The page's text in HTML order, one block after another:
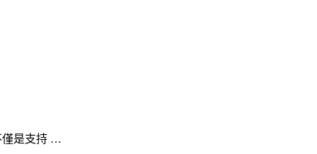
僅是支持 …